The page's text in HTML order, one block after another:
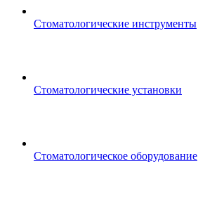
Стоматологические инструменты
Стоматологические установки
Стоматологическое оборудование